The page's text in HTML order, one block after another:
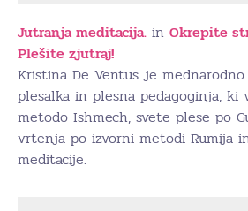
Jutranja meditacija. in Okrepite
Plešite zjutraj!
Kristina De Ventus je
plesalka in plesna pedagoginja, ki
metodo Ishmech, svete plese po
vrtenja po izvorni metodi Rumija
meditacije.